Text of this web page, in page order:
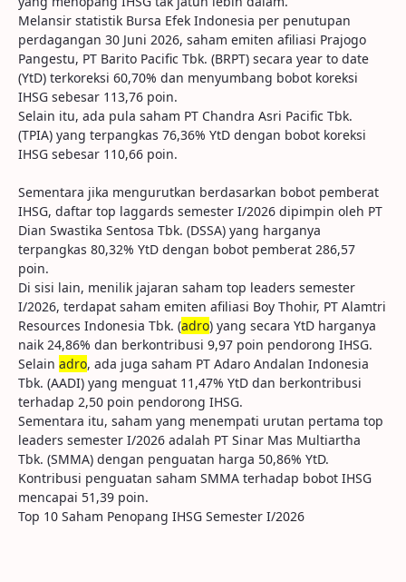
Melansir statistik Bursa Efek Indonesia per penutupan
perdagangan 30 Juni 2026, saham emiten afiliasi Prajogo
Pangestu, PT Barito Pacific Tbk. (BRPT) secara year to date
(YtD) terkoreksi 60,70% dan menyumbang bobot koreksi
IHSG sebesar 113,76 poin.
Selain itu, ada pula saham PT Chandra Asri Pacific Tbk.
(TPIA) yang terpangkas 76,36% YtD dengan bobot koreksi
IHSG sebesar 110,66 poin.
Sementara jika mengurutkan berdasarkan bobot pemberat
IHSG, daftar top laggards semester I/2026 dipimpin oleh PT
Dian Swastika Sentosa Tbk. (DSSA) yang harganya
terpangkas 80,32% YtD dengan bobot pemberat 286,57
poin.
Di sisi lain, menilik jajaran saham top leaders semester
I/2026, terdapat saham emiten afiliasi Boy Thohir, PT Alamtri
Resources Indonesia Tbk. (adro) yang secara YtD harganya
naik 24,86% dan berkontribusi 9,97 poin pendorong IHSG.
Selain adro, ada juga saham PT Adaro Andalan Indonesia
Tbk. (AADI) yang menguat 11,47% YtD dan berkontribusi
terhadap 2,50 poin pendorong IHSG.
Sementara itu, saham yang menempati urutan pertama top
leaders semester I/2026 adalah PT Sinar Mas Multiartha
Tbk. (SMMA) dengan penguatan harga 50,86% YtD.
Kontribusi penguatan saham SMMA terhadap bobot IHSG
mencapai 51,39 poin.
Top 10 Saham Penopang IHSG Semester I/2026